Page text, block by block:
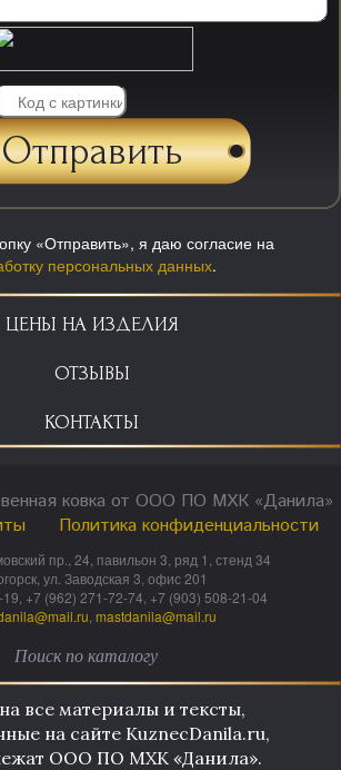
«Отправить», я даю согласие на
персональных данных.
ЦЕНЫ НА ИЗДЕЛИЯ
ОТЗЫВЫ
КОНТАКТЫ
ковка от ООО ПО МХК «Данила»
Политика конфиденциальности
пр., 24, павильон 3, ряд 1, стенд 34
ул. Заводская 3, офис 201
+7 (962) 271-72-74, +7 (903) 508-21-04
mastdanila@mail.ru
все материалы и тексты,
на сайте KuznecDanila.ru,
ООО ПО МХК «Данила».